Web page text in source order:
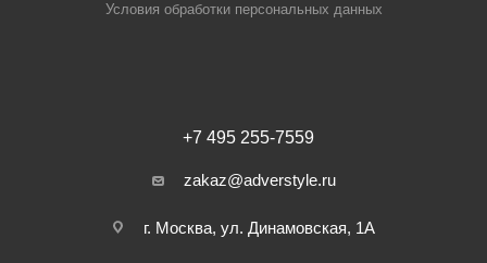
Условия обработки персональных данных
+7 495 255-7559
zakaz@adverstyle.ru
г. Москва, ул. Динамовская, 1А